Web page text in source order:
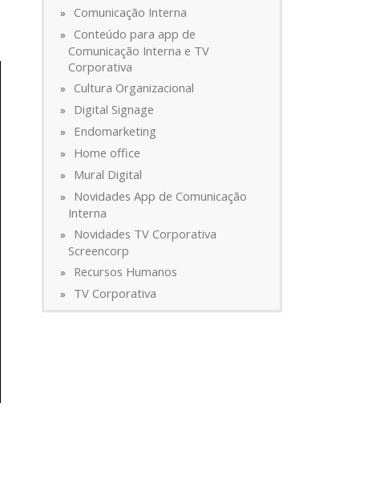
Comunicação Interna
Conteúdo para app de
Comunicação Interna e TV
Corporativa
Cultura Organizacional
Digital Signage
Endomarketing
Home office
Mural Digital
Novidades App de Comunicação
Interna
Novidades TV Corporativa
Screencorp
Recursos Humanos
TV Corporativa